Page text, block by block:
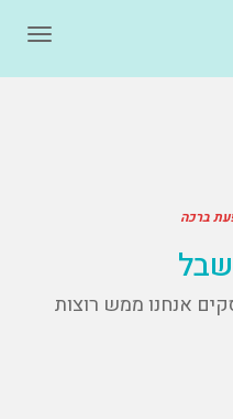
ברכה
אנחנו ממש רוצות